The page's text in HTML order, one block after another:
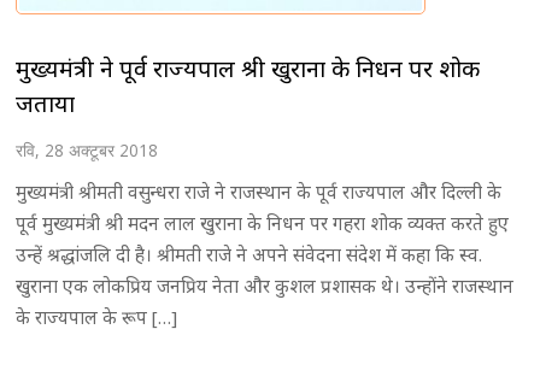
मुख्यमंत्री ने पूर्व राज्यपाल श्री खुराना के निधन पर शोक
जताया
रवि, 28 अक्टूबर 2018
मुख्यमंत्री श्रीमती वसुन्धरा राजे ने राजस्थान के पूर्व राज्यपाल और दिल्ली के
पूर्व मुख्यमंत्री श्री मदन लाल खुराना के निधन पर गहरा शोक व्यक्त करते हुए
उन्हें श्रद्धांजलि दी है। श्रीमती राजे ने अपने संवेदना संदेश में कहा कि स्व.
खुराना एक लोकप्रिय जनप्रिय नेता और कुशल प्रशासक थे। उन्होंने राजस्थान
के राज्यपाल के रूप […]